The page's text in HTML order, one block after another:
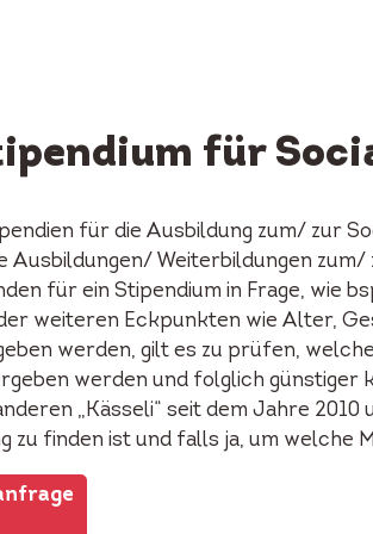
für
für die Ausbildung zum/ zur
Ausbildungen/ Weiterbildungen
für ein Stipendium in Frage, wie
weiteren Eckpunkten wie Alter,
werden, gilt es zu prüfen,
werden und folglich günstiger
„Kässeli“ seit dem Jahre
zu finden ist und falls ja, um welche